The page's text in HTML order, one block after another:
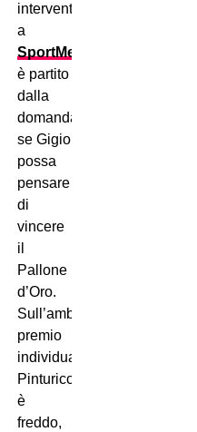
intervento
a
SportMediaset
è partito
dalla
domanda
se Gigio
possa
pensare
di
vincere
il
Pallone
d’Oro.
Sull’ambito
premio
individuale,
Pinturicchio
è
freddo,